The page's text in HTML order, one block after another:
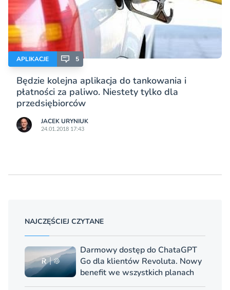
APLIKACJE 5
Będzie kolejna aplikacja do tankowania i
płatności za paliwo. Niestety tylko dla
przedsiębiorców
JACEK URYNIUK
24.01.2018 17:43
NAJCZĘŚCIEJ CZYTANE
Darmowy dostęp do ChataGPT
Go dla klientów Revoluta. Nowy
benefit we wszystkich planach